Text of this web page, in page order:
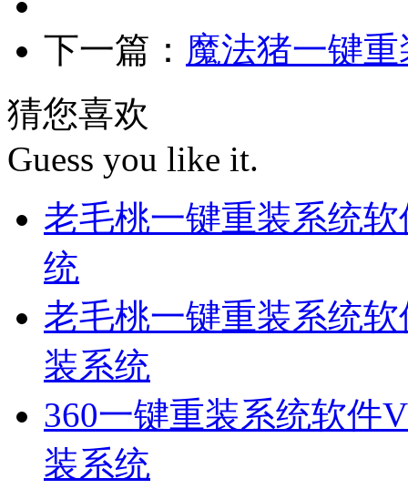
下一篇： 魔法猪一键
猜您喜欢
Guess you like it.
老毛桃一键重装系统
统
老毛桃一键重装系统
装系统
360一键重装系统软件
装系统